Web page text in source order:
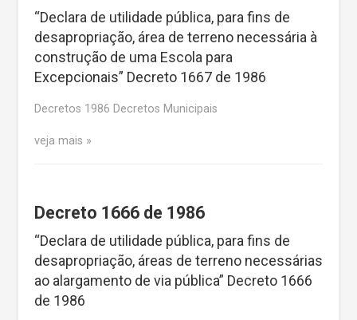
“Declara de utilidade pública, para fins de
desapropriação, área de terreno necessária à
construção de uma Escola para
Excepcionais” Decreto 1667 de 1986
Decretos 1986 Decretos Municipais
veja mais
Decreto 1666 de 1986
“Declara de utilidade pública, para fins de
desapropriação, áreas de terreno necessárias
ao alargamento de via pública” Decreto 1666
de 1986